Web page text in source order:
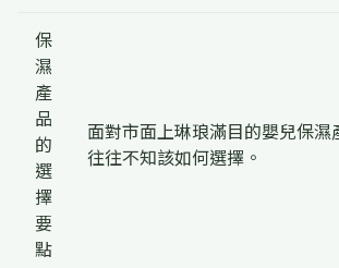
保
濕
產
品
的
選
擇
要
點
面對市面上琳琅滿目的嬰兒保濕
往往不知該如何選擇。